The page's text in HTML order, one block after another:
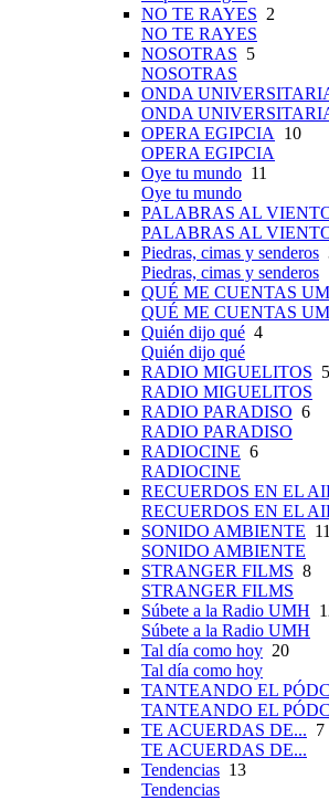
NO TE RAYES 2
NO TE RAYES
NOSOTRAS 5
NOSOTRAS
ONDA
ONDA
OPERA EGIPCIA 10
OPERA EGIPCIA
Oye tu mundo 11
Oye tu mundo
PALABRAS AL
PALABRAS AL
Piedras, cimas y senderos
Piedras, cimas y senderos
QUÉ ME CUENTAS
QUÉ ME CUENTAS
Quién dijo qué 4
Quién dijo qué
RADIO MIGUELITOS 5
RADIO MIGUELITOS
RADIO PARADISO 6
RADIO PARADISO
RADIOCINE 6
RADIOCINE
RECUERDOS EN EL
RECUERDOS EN EL
SONIDO AMBIENTE 11
SONIDO AMBIENTE
STRANGER FILMS 8
STRANGER FILMS
Súbete a la Radio UMH
Súbete a la Radio UMH
Tal día como hoy 20
Tal día como hoy
TANTEANDO EL
TANTEANDO EL
TE ACUERDAS DE... 7
TE ACUERDAS DE...
Tendencias 13
Tendencias